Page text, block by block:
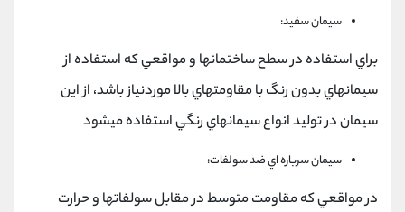
سيمان سفيد:
براي استفاده در سطح ساختمانها و مواقعي كه استفاده از
سيمانهاي بدون رنگ با مقاومتهاي بالا موردنياز باشد، از اين
سيمان در توليد انواع سيمانهاي رنگي استفاده ميشود
سيمان سرباره اي ضد سولفات:
در مواقعي كه مقاومت متوسط در مقابل سولفاتها و حرارت